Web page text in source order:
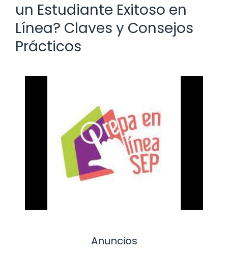
un Estudiante Exitoso en
Línea? Claves y Consejos
Prácticos
Anuncios